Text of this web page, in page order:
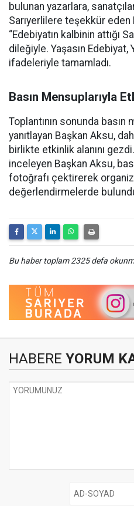
bulunan yazarlara,
Sarıyerlilere teşekkür
“Edebiyatın kalbinin attığı
dileğiyle. Yaşasın Edebiyat,
ifadeleriyle tamamladı.
Basın Mensuplarıyla
Toplantının sonunda basın
yanıtlayan Başkan Aksu,
birlikte etkinlik alanını
inceleyen Başkan Aksu,
fotoğrafı çektirerek
değerlendirmelerde
Bu haber toplam 2325 defa
HABERE YORUM